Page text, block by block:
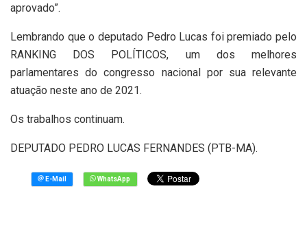
aprovado”.
Lembrando que o deputado Pedro Lucas foi premiado pelo
RANKING DOS POLÍTICOS, um dos melhores
parlamentares do congresso nacional por sua relevante
atuação neste ano de 2021.
Os trabalhos continuam.
DEPUTADO PEDRO LUCAS FERNANDES (PTB-MA).